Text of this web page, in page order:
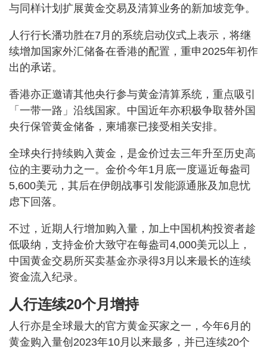
与同样计划扩展黄金交易及清算业务的新加坡竞争。
人行行长潘功胜在7月的系统启动仪式上表示，将继
续增加国家外汇储备在香港的配置，重申2025年初作
出的承诺。
香港亦正邀请其他央行参与黄金清算系统，重点吸引
「一带一路」沿线国家。中国近年亦积极争取替外国
央行保管黄金储备，柬埔寨已接受相关安排。
全球央行持续购入黄金，是金价过去三年升至历史高
位的主要动力之一。金价今年1月底一度逼近每盎司
5,600美元，其后在伊朗战事引发能源通胀及加息忧
虑下回落。
不过，近期人行增加购入量，加上中国机构投资者趁
低吸纳，支持金价大致守在每盎司4,000美元以上，
中国黄金交易所买卖基金亦录得3月以来最长的连续
资金流入纪录。
人行连续20个月增持
人行亦是全球最大的官方黄金买家之一，今年6月的
黄金购入量创2023年10月以来最多，并已连续20个